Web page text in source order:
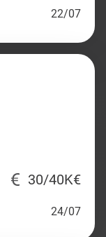
22/07
30/40K€
24/07